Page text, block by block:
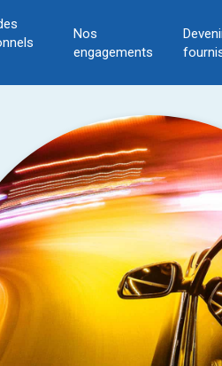
Nos
engagements